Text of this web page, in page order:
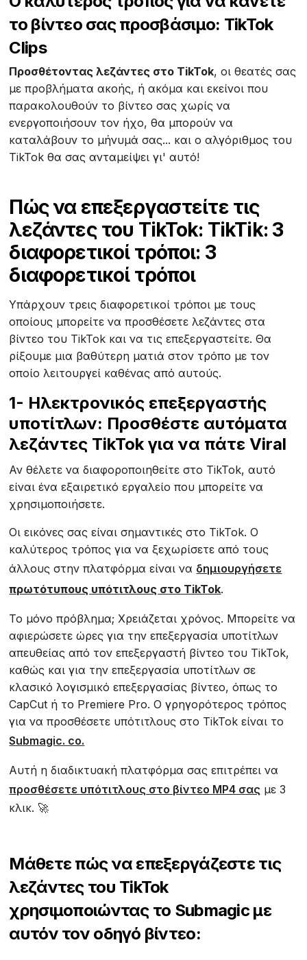
το βίντεο σας προσβάσιμο: TikTok
Clips
Προσθέτοντας λεζάντες στο TikTok, οι θεατές σας
με προβλήματα ακοής, ή ακόμα και εκείνοι που
παρακολουθούν το βίντεο σας χωρίς να
ενεργοποιήσουν τον ήχο, θα μπορούν να
καταλάβουν το μήνυμά σας... και ο αλγόριθμος του
TikTok θα σας ανταμείψει γι' αυτό!
Πώς να επεξεργαστείτε τις
λεζάντες του TikTok: TikTik: 3
διαφορετικοί τρόποι: 3
διαφορετικοί τρόποι
Υπάρχουν τρεις διαφορετικοί τρόποι με τους
οποίους μπορείτε να προσθέσετε λεζάντες στα
βίντεο του TikTok και να τις επεξεργαστείτε. Θα
ρίξουμε μια βαθύτερη ματιά στον τρόπο με τον
οποίο λειτουργεί καθένας από αυτούς.
1- Ηλεκτρονικός επεξεργαστής
υποτίτλων: Προσθέστε αυτόματα
λεζάντες TikTok για να πάτε Viral
Αν θέλετε να διαφοροποιηθείτε στο TikTok, αυτό
είναι ένα εξαιρετικό εργαλείο που μπορείτε να
χρησιμοποιήσετε.
Οι εικόνες σας είναι σημαντικές στο TikTok. Ο
καλύτερος τρόπος για να ξεχωρίσετε από τους
άλλους στην πλατφόρμα είναι να δημιουργήσετε
πρωτότυπους υπότιτλους στο TikTok.
Το μόνο πρόβλημα; Χρειάζεται χρόνος. Μπορείτε να
αφιερώσετε ώρες για την επεξεργασία υποτίτλων
απευθείας από τον επεξεργαστή βίντεο του TikTok,
καθώς και για την επεξεργασία υποτίτλων σε
κλασικό λογισμικό επεξεργασίας βίντεο, όπως το
CapCut ή το Premiere Pro. Ο γρηγορότερος τρόπος
για να προσθέσετε υπότιτλους στο TikTok είναι το
Submagic. co.
Αυτή η διαδικτυακή πλατφόρμα σας επιτρέπει να
προσθέσετε υπότιτλους στο βίντεο MP4 σας με 3
κλικ. 🚀
Μάθετε πώς να επεξεργάζεστε τις
λεζάντες του TikTok
χρησιμοποιώντας το Submagic με
αυτόν τον οδηγό βίντεο: